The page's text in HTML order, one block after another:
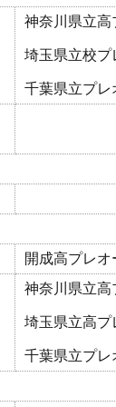
神奈川県立高
埼玉県立校プ
千葉県立プレ
開成高プレ
神奈川県立高
埼玉県立高プ
千葉県立プレ